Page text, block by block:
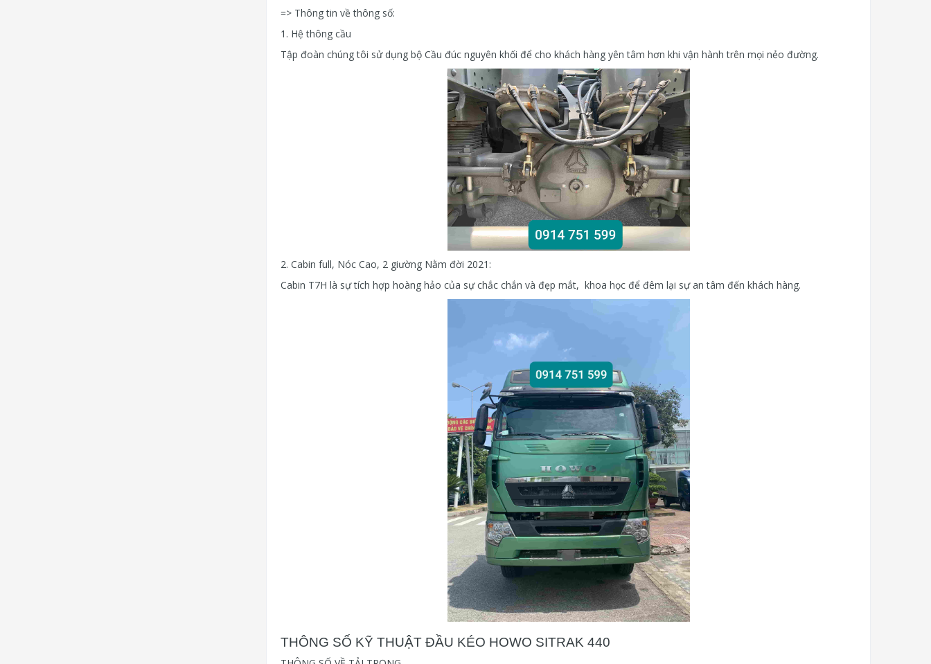
=> Thông tin về thông số:
1. Hệ thông cầu
Tập đoàn chúng tôi sử dụng bộ Cầu đúc nguyên khối để cho khách hàng yên tâm hơn khi vận hành trên mọi nẻo đường.
2. Cabin full, Nóc Cao, 2 giường Nằm đời 2021:
Cabin T7H là sự tích hợp hoàng hảo của sự chắc chắn và đẹp mắt, khoa học để đêm lại sự an tâm đến khách hàng.
THÔNG SỐ KỸ THUẬT ĐẦU KÉO HOWO SITRAK 440